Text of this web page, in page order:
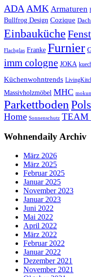
ADA AMK Armaturen
Bullfrog Design Cozique
Einbauküche
Flachglas Franke Furnier
imm cologne JOKA
Küchenwohntrends
Massivholzmöbel MHC
Parkettboden
Home Sonnenschutz TEAM
Wohnendaily Archiv
März 2026
März 2025
Februar 2025
Januar 2025
November 2023
Januar 2023
Juni 2022
Mai 2022
April 2022
März 2022
Februar 2022
Januar 2022
Dezember 2021
November 2021